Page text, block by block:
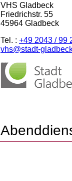
VHS Gladbeck
Friedrichstr. 55
45964 Gladbeck
Tel. : +49 2043 / 99
vhs@stadt-